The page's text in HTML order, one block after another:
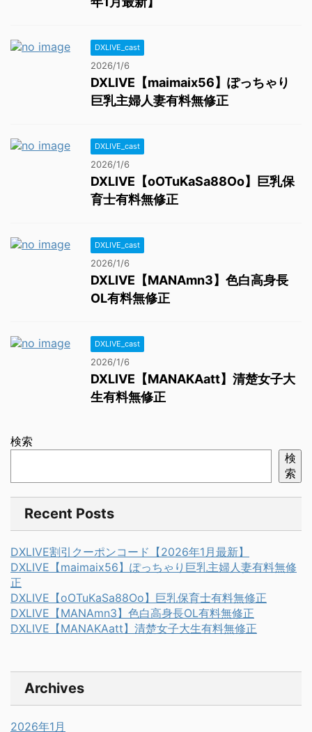
DXLIVE_cast
2026/1/6
DXLIVE【maimaix56】ぽっちゃり
巨乳主婦人妻有料無修正
DXLIVE_cast
2026/1/6
DXLIVE【oOTuKaSa88Oo】巨乳保
育士有料無修正
DXLIVE_cast
2026/1/6
DXLIVE【MANAmn3】色白高身長
OL有料無修正
DXLIVE_cast
2026/1/6
DXLIVE【MANAKAatt】清楚女子大
生有料無修正
検索
検
索
Recent Posts
DXLIVE割引クーポンコード【2026年1月最新】
DXLIVE【maimaix56】ぽっちゃり巨乳主婦人妻有料無修
正
DXLIVE【oOTuKaSa88Oo】巨乳保育士有料無修正
DXLIVE【MANAmn3】色白高身長OL有料無修正
DXLIVE【MANAKAatt】清楚女子大生有料無修正
Archives
2026年1月